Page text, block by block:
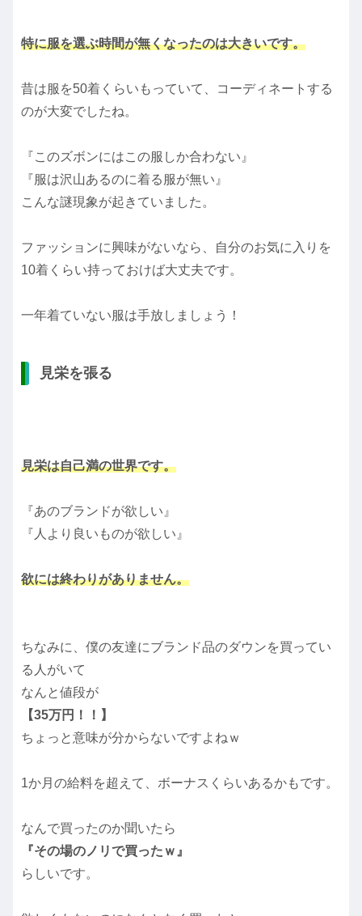
特に服を選ぶ時間が無くなったのは大きいです。
昔は服を50着くらいもっていて、コーディネートする
のが大変でしたね。
『このズボンにはこの服しか合わない』
『服は沢山あるのに着る服が無い』
こんな謎現象が起きていました。
ファッションに興味がないなら、自分のお気に入りを
10着くらい持っておけば大丈夫です。
一年着ていない服は手放しましょう！
見栄を張る
見栄は自己満の世界です。
『あのブランドが欲しい』
『人より良いものが欲しい』
欲には終わりがありません。
ちなみに、僕の友達にブランド品のダウンを買ってい
る人がいて
なんと値段が
【35万円！！】
ちょっと意味が分からないですよねｗ
1か月の給料を超えて、ボーナスくらいあるかもです。
なんで買ったのか聞いたら
『その場のノリで買ったｗ』
らしいです。